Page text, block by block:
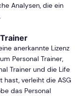
Analysen, die ein
anerkannte Lizenz
Personal Trainer,
Trainer und die Life
verleiht die ASG
das Personal